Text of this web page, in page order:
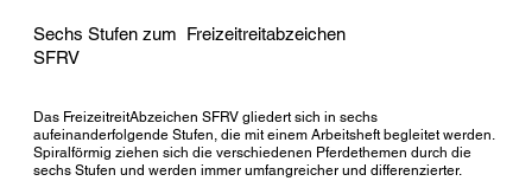
Sechs Stufen zum Freizeitreitabzeichen
SFRV
Das FreizeitreitAbzeichen SFRV gliedert sich in sechs
aufeinanderfolgende Stufen, die mit einem Arbeitsheft begleitet werden.
Spiralförmig ziehen sich die verschiedenen Pferdethemen durch die
sechs Stufen und werden immer umfangreicher und differenzierter.